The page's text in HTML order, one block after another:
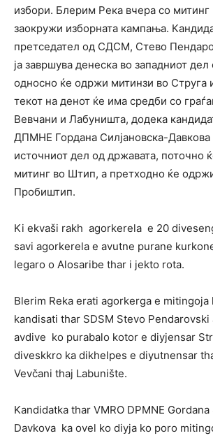
избори. Блерим Река вчера со митинг
заокружи изборната кампања.
претседател од СДСМ, Стево
ја завршува денеска во западниот
односно ќе одржи митинзи во Струга
текот на денот ќе има средби со
Вевчани и Лабуништа, додека
ДПМНЕ Гордана Силјановска-Давкова
источниот дел од државата, поточно
митинг во Штип, а претходно ќе
Пробиштип.
Ki ekvaši rakh agorkerela e 20
savi agorkerela e avutne purane
legaro o Alosaribe thar i jekto rota.
Blerim Reka erati agorkerga e mitingoja
kandisati thar SDSM Stevo
avdive ko purabalo kotor e diyjensar
diveskkro ka dikhelpes e diyutnensar
Vevčani thaj Labunište.
Kandidatka thar VMRO DPMNE
Davkova ka ovel ko diyja ko poro